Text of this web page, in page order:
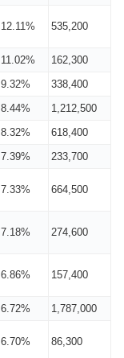
12.11% 535,200
11.02%
162,300
9.32%
338,400
8.44%
1,212,500
8.32%
618,400
7.39% 233,700
7.33% 664,500
7.18% 274,600
6.86% 157,400
6.72% 1,787,000
6.70% 86,300